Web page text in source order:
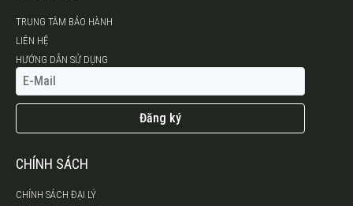
TRUNG TÂM BẢO HÀNH
LIÊN HỆ
HƯỚNG DẪN SỬ DỤNG
Đăng ký
CHÍNH SÁCH
CHÍNH SÁCH ĐẠI LÝ